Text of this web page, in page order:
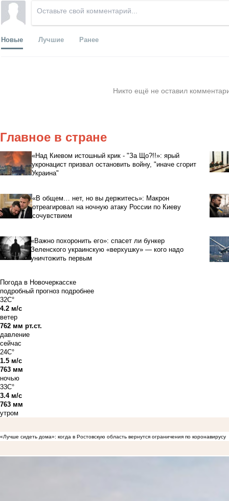
Новые Лучшие Ранее
Никто ещё не оставил
Главное в стране
«Над Киевом истошный крик - "За Що?!!»: ярый
укронацист призвал остановить войну, "иначе сгорит
Украина"
«В общем… нет, но вы держитесь»: Макрон
отреагировал на ночную атаку России по Киеву
сочувствием
«Важно похоронить его»: спасет ли бункер
Зеленского украинскую «верхушку» — кого надо
уничтожить первым
Погода в Новочеркасске
подробный прогноз подробнее
32C°
4.2 м/с
ветер
762 мм рт.ст.
давление
сейчас
24C°
1.5 м/с
763 мм
ночью
33C°
3.4 м/с
763 мм
утром
«Лучше сидеть дома»: когда в Ростовскую область вернутся ограничения по коронавирусу